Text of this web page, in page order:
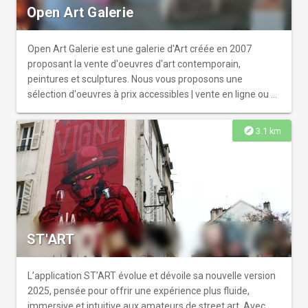
apprenez à travailler l’argile pour créer une ou plusieurs
pièces (en fonction du type d’atelier) qui seront ensuite
cuites et émaillées par mes soins avant de vous être
remises.
Open Art Galerie
Open Art Galerie est une galerie d'Art créée en 2007
proposant la vente d'oeuvres d'art contemporain,
peintures et sculptures. Nous vous proposons une
sélection d'oeuvres à prix accessibles | vente en ligne ou à
site plus de 400 oeuvres (art abstrait, art figuratif, art
urbain) d'artistes contemporains français. Parmi les
artistes représentés : R. Resch, F. Barba, J Ph Berger,
Leyto, P. Martin, I. Tzonev, Méryl B, Raf Urban, BBOSS, R.
Dorez ...
explore 3.1 km
ST'ART
L’application ST’ART évolue et dévoile sa nouvelle version
2025, pensée pour offrir une expérience plus fluide,